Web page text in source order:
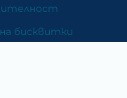
бисквитки